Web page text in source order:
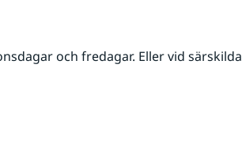
och fredagar. Eller vid särskilda